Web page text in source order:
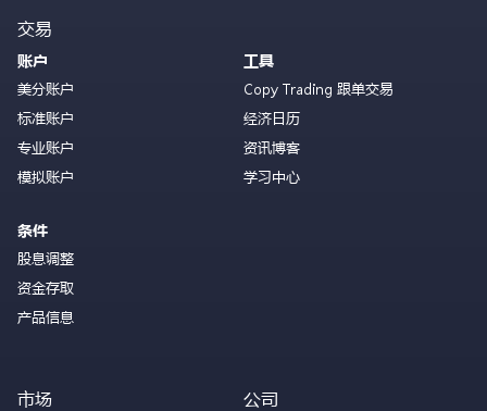
交易
账户
美分账户
标准账户
专业账户
模拟账户
条件
股息调整
资金存取
产品信息
工具
Copy Trading 跟单交易
经济日历
资讯博客
学习中心
市场 公司